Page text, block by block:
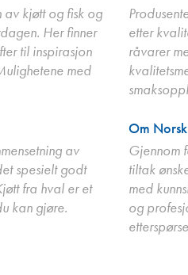
av kjøtt og fisk og
Her finner
til inspirasjon
med
etter
råvarer
av
spesielt godt
fra hval er et
kan gjøre.
Om
Gjennom
tiltak
med
og